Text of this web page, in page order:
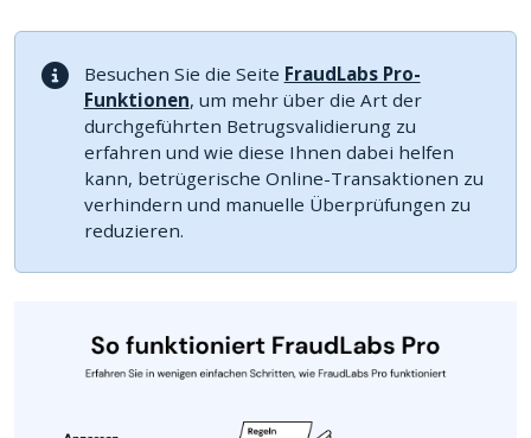
Besuchen Sie die Seite FraudLabs Pro-
Funktionen, um mehr über die Art der
durchgeführten Betrugsvalidierung zu
erfahren und wie diese Ihnen dabei helfen
kann, betrügerische Online-Transaktionen zu
verhindern und manuelle Überprüfungen zu
reduzieren.